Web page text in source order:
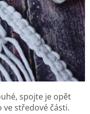
spojte je opět
středové části.